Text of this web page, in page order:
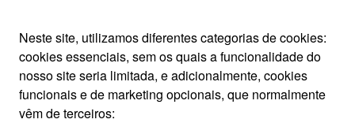
Neste site, utilizamos diferentes categorias de cookies:
cookies essenciais, sem os quais a funcionalidade do
nosso site seria limitada, e adicionalmente, cookies
funcionais e de marketing opcionais, que normalmente
vêm de terceiros: